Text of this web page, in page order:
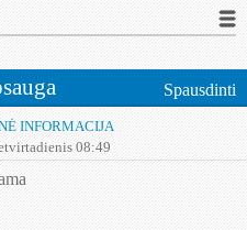
Spausdinti
INFORMACIJA
08:49